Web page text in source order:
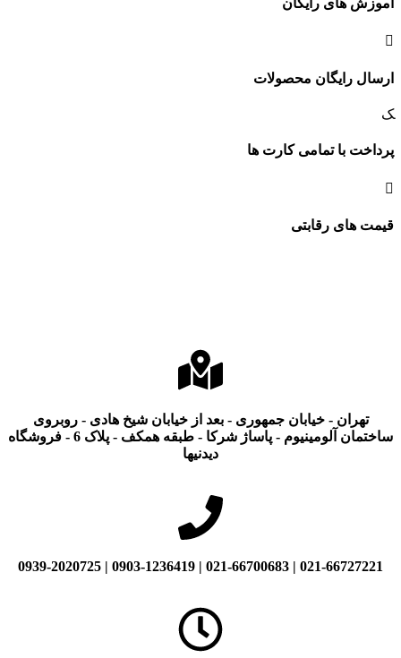
رایگان
محصولات
با تمامی کارت ها
رقابتی
- خیابان جمهوری - بعد از خیابان شیخ هادی - روبروی
ساختمان آلومینیوم - پاساژ شرکا - طبقه همکف - پلاک 6 - فروشگاه
021-66727221 | 021-66700683 | 0903-